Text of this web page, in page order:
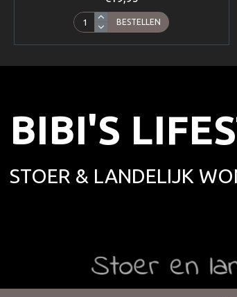
BESTELLEN
BIBI'S
STOER & LANDELIJK